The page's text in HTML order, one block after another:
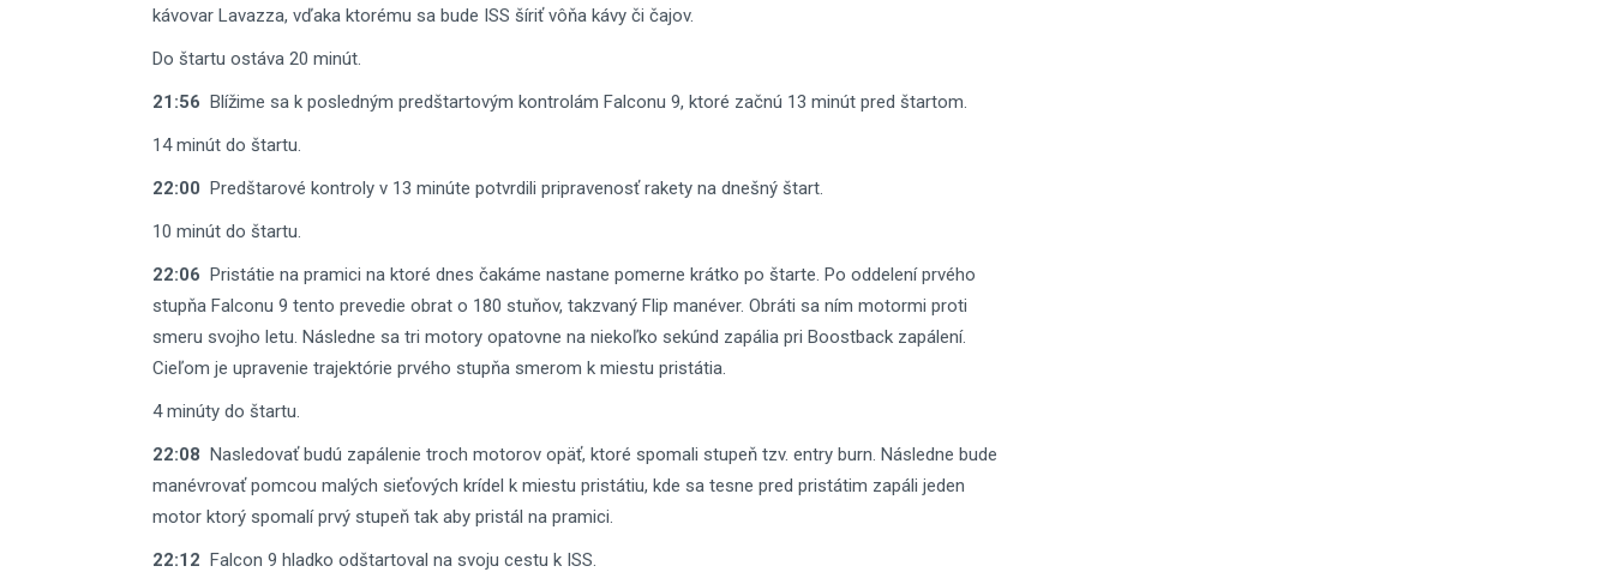
kávovar Lavazza, vďaka ktorému sa bude ISS šíriť vôňa kávy či čajov.
Do štartu ostáva 20 minút.
21:56 Blížime sa k posledným predštartovým kontrolám Falconu 9, ktoré začnú 13 minút pred štartom.
14 minút do štartu.
22:00 Predštarové kontroly v 13 minúte potvrdili pripravenosť rakety na dnešný štart.
10 minút do štartu.
22:06 Pristátie na pramici na ktoré dnes čakáme nastane pomerne krátko po štarte. Po oddelení prvého
stupňa Falconu 9 tento prevedie obrat o 180 stuňov, takzvaný Flip manéver. Obráti sa ním motormi proti
smeru svojho letu. Následne sa tri motory opatovne na niekoľko sekúnd zapália pri Boostback zapálení.
Cieľom je upravenie trajektórie prvého stupňa smerom k miestu pristátia.
4 minúty do štartu.
22:08 Nasledovať budú zapálenie troch motorov opäť, ktoré spomali stupeň tzv. entry burn. Následne bude
manévrovať pomcou malých sieťových krídel k miestu pristátiu, kde sa tesne pred pristátim zapáli jeden
motor ktorý spomalí prvý stupeň tak aby pristál na pramici.
22:12 Falcon 9 hladko odštartoval na svoju cestu k ISS.